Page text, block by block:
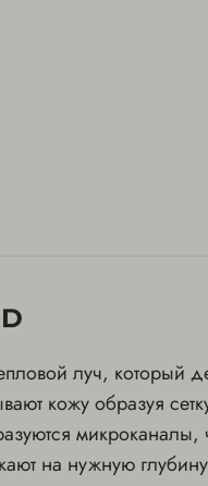
луч, который
кожу образуя
микроканалы,
на нужную